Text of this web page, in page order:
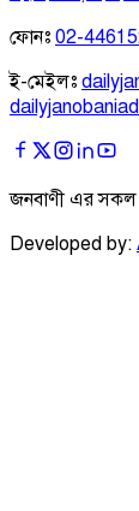
ফোনঃ 02-
ই-মেইলঃ
জনবাণী এর সকল
Developed by: